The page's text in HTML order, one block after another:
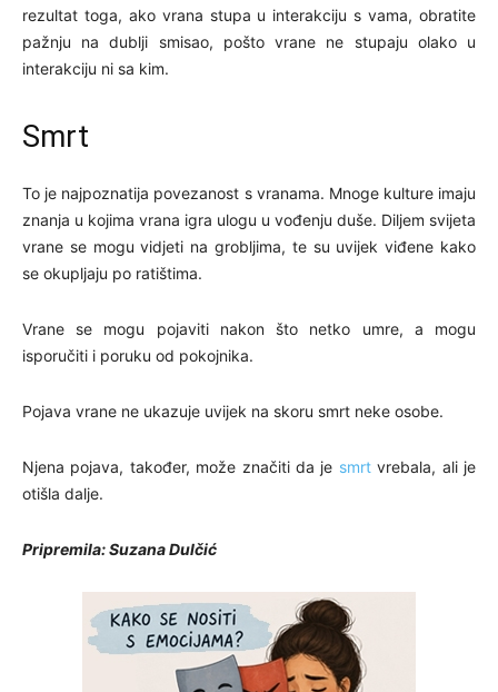
rezultat toga, ako vrana stupa u interakciju s vama, obratite
pažnju na dublji smisao, pošto vrane ne stupaju olako u
interakciju ni sa kim.
Smrt
To je najpoznatija povezanost s vranama. Mnoge kulture imaju
znanja u kojima vrana igra ulogu u vođenju duše. Diljem svijeta
vrane se mogu vidjeti na grobljima, te su uvijek viđene kako
se okupljaju po ratištima.
Vrane se mogu pojaviti nakon što netko umre, a mogu
isporučiti i poruku od pokojnika.
Pojava vrane ne ukazuje uvijek na skoru smrt neke osobe.
Njena pojava, također, može značiti da je smrtvrebala, ali je
otišla dalje.
Pripremila: Suzana Dulčić